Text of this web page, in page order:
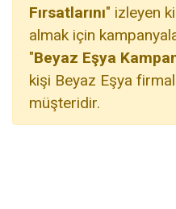
Fırsatlarını" izleyen
almak için
"Beyaz Eşya
kişi Beyaz Eşya
müşteridir.